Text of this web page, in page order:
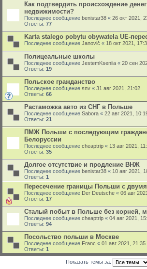
Как подтвердить происхождение
недвижимости?
Последнее сообщение benistar38 « 26 окт 2021,
Ответы: 77
Karta stalego pobytu obywatela UE-
Последнее сообщение Janovič « 18 окт 2021,
Полицеальные школы
Последнее сообщение JestemKseniia « 20 сен
Ответы: 19
Польское гражданство
Последнее сообщение snv « 31 авг 2021, 21:02
Ответы: 66
Растаможка авто из СНГ в Польше
Последнее сообщение Sabora « 22 авг 2021,
Ответы: 21
ПМЖ Польши с последующим
Белоруссии
Последнее сообщение cheaptrip « 13 авг 2021,
Ответы: 35
Долгое отсутствие и продление ВНЖ
Последнее сообщение benistar38 « 10 авг 2021,
Ответы: 1
Пересечение границы Польши с
Последнее сообщение Der Deutsche « 06 авг
Ответы: 17
Сталый побыт в Польше без корней,
Последнее сообщение cheaptrip « 04 авг 2021,
Ответы: 94
Посольство польши в Москве
Последнее сообщение Franc « 01 авг 2021, 21:35
Ответы: 1
Показать темы за: